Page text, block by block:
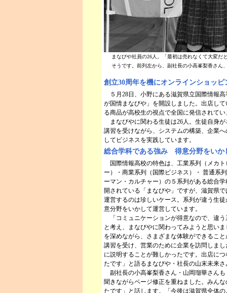
まなびや社員の26人。「最初は売れなくて大変
そうです。前列左から、副社長の小高峯梨香さん
創立30周年を機にオンラインショッ
５月28日、小野にある滋賀県立国際情報
が国情まなびや」を開設しました。出店し
る商品が高校生の視点で全国に発信されてい
まなびやに関わる生徒は26人。生徒自身
講習を受けながら、システムの構築、企業
してビジネスを実践しています。
総合学科である強み 得意分野をいか
国際情報高校の特色は、工業系列（メカ
ー）・商業系列（国際ビジネス）・ 普通系
ーマン・カルチャー）の５系列がある総合
開されている「まなびや」ですが、滋賀県
運営するのは珍しいケース。系列が違う生
意分野をいかして運営しています。
「コミュニケーションが得意なので、違
と考え、まなびやに関わってみようと思い
を深めながら、さまざまな体験ができるこ
講習を受け、営業のために企業を訪問しま
に説明することが難しかったです。出店に
たです」と語るまなびや・社長の山末未来さ
副社長の小高峯梨香さん・山岡瑠華さん
聞きながらページ修正を重ねました。みん
たです」と話します。「今後は滋賀県全体